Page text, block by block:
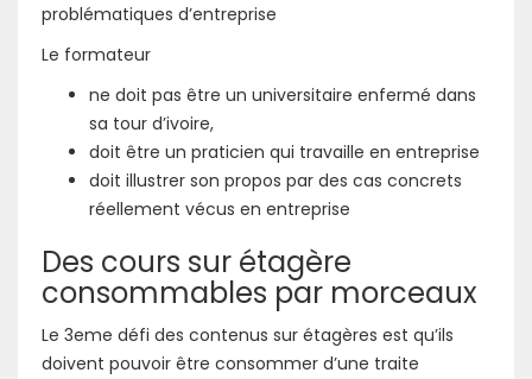
problématiques d’entreprise
Le formateur
ne doit pas être un universitaire enfermé dans
sa tour d’ivoire,
doit être un praticien qui travaille en entreprise
doit illustrer son propos par des cas concrets
réellement vécus en entreprise
Des cours sur étagère
consommables par morceaux
Le 3eme défi des contenus sur étagères est qu’ils
doivent pouvoir être consommer d’une traite